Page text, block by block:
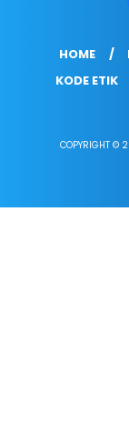
HOME
KODE ETIK
COPYRIGHT ©